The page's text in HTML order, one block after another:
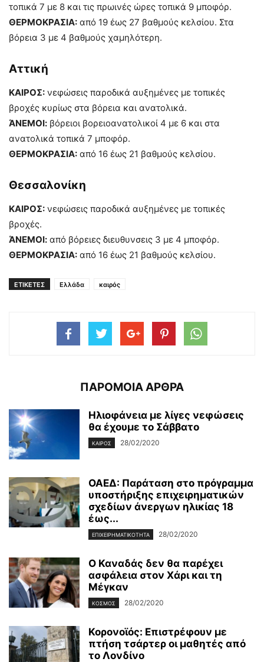
τοπικά 7 με 8 και τις πρωινές ώρες τοπικά 9 μποφόρ.
ΘΕΡΜΟΚΡΑΣΙΑ: από 19 έως 27 βαθμούς κελσίου. Στα
βόρεια 3 με 4 βαθμούς χαμηλότερη.
Αττική
ΚΑΙΡΟΣ: νεφώσεις παροδικά αυξημένες με τοπικές
βροχές κυρίως στα βόρεια και ανατολικά.
ΆΝΕΜΟΙ: βόρειοι βορειοανατολικοί 4 με 6 και στα
ανατολικά τοπικά 7 μποφόρ.
ΘΕΡΜΟΚΡΑΣΙΑ: από 16 έως 21 βαθμούς κελσίου.
Θεσσαλονίκη
ΚΑΙΡΟΣ: νεφώσεις παροδικά αυξημένες με τοπικές
βροχές.
ΆΝΕΜΟΙ: από βόρειες διευθυνσεις 3 με 4 μποφόρ.
ΘΕΡΜΟΚΡΑΣΙΑ: από 16 έως 21 βαθμούς κελσίου.
ΕΤΙΚΕΤΕΣ Ελλάδα καιρός
ΠΑΡΟΜΟΙΑ ΑΡΘΡΑ
Ηλιοφάνεια με λίγες νεφώσεις
θα έχουμε το Σάββατο
ΚΑΙΡΌΣ 28/02/2020
ΟΑΕΔ: Παράταση στο πρόγραμμα
υποστήριξης επιχειρηματικών
σχεδίων άνεργων ηλικίας 18
έως...
ΕΠΙΧΕΙΡΗΜΑΤΙΚΌΤΗΤΑ 28/02/2020
Ο Καναδάς δεν θα παρέχει
ασφάλεια στον Χάρι και τη
Μέγκαν
ΚΌΣΜΟΣ 28/02/2020
Κορονοϊός: Επιστρέφουν με
πτήση τσάρτερ οι μαθητές από
το Λονδίνο